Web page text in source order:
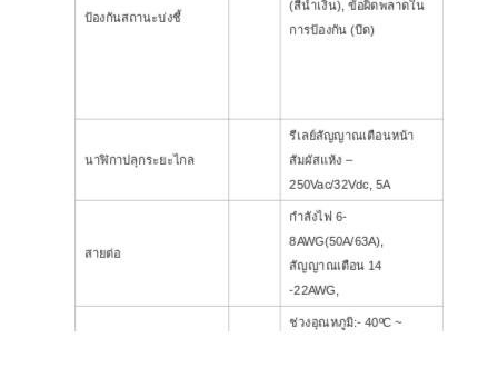
ป้องกันสถานะบ่งชี้
(สีน้ำเงิน), ข้อผิดพลาดใน
การป้องกัน (ปิด)
นาฬิกาปลุกระยะไกล
รีเลย์สัญญาณเตือนหน้า
สัมผัสแห้ง –
250Vac/32Vdc, 5A
สายต่อ
กำลังไฟ 6-
8AWG(50A/63A),
สัญญาณเตือน 14
-22AWG,
ช่วงอุณหภูมิ:- 40ºC ~